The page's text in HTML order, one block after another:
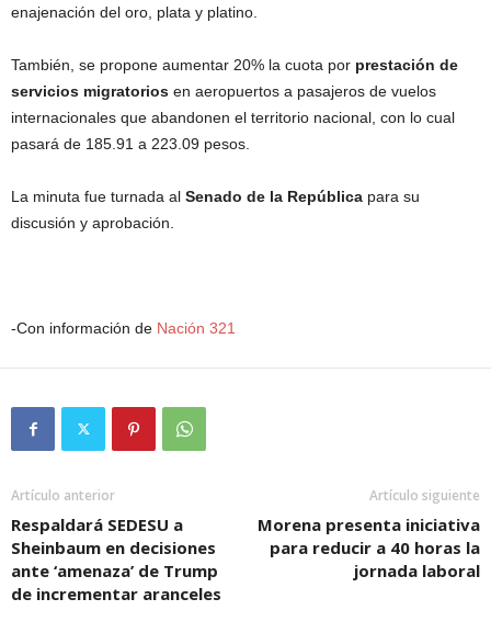
enajenación del oro, plata y platino.
También, se propone aumentar 20% la cuota por prestación de
servicios migratorios en aeropuertos a pasajeros de vuelos
internacionales que abandonen el territorio nacional, con lo cual
pasará de 185.91 a 223.09 pesos.
La minuta fue turnada al Senado de la República para su
discusión y aprobación.
-Con información de Nación 321
Artículo anterior
Respaldará SEDESU a
Sheinbaum en decisiones
ante ‘amenaza’ de Trump
de incrementar aranceles
Artículo siguiente
Morena presenta iniciativa
para reducir a 40 horas la
jornada laboral